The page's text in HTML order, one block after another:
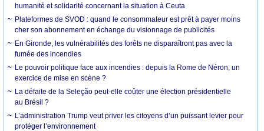
humanité et solidarité concernant la situation à Ceuta
Plateformes de SVOD : quand le consommateur est prêt à payer moins
cher son abonnement en échange du visionnage de publicités
En Gironde, les vulnérabilités des forêts ne disparaîtront pas avec la
fumée des incendies
Le pouvoir politique face aux incendies : depuis la Rome de Néron, un
exercice de mise en scène ?
La défaite de la Seleção peut-elle coûter une élection présidentielle
au Brésil ?
L’administration Trump veut priver les citoyens d’un puissant levier pour
protéger l’environnement